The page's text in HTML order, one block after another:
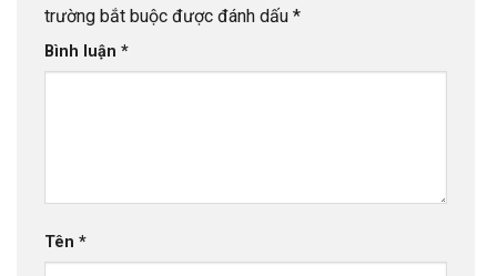
trường bắt buộc được đánh dấu *
Bình luận *
Tên *